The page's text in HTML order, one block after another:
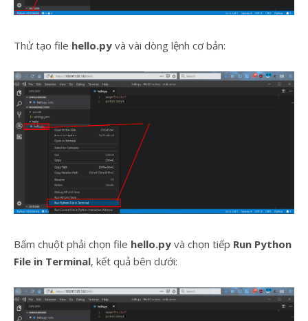
Thử tạo file hello.py và vài dòng lệnh cơ bản:
Bấm chuột phải chọn file hello.py và chọn tiếp Run Python
File in Terminal, kết quả bên dưới: